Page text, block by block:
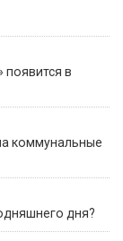
в
коммунальные
дня?